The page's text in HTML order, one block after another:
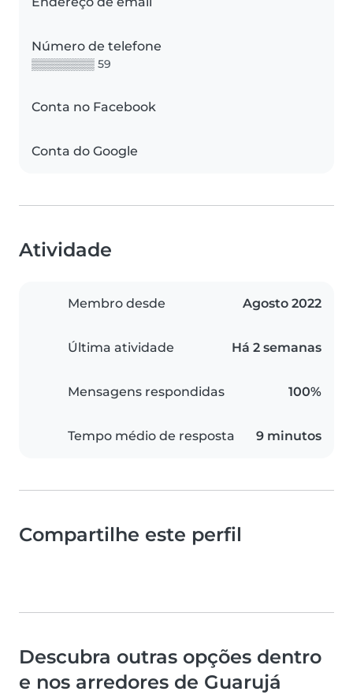
Número de telefone
▒▒▒▒▒▒▒▒ 59
Conta no Facebook
Conta do Google
Atividade
Membro desde Agosto 2022
Última atividade Há 2 semanas
Mensagens respondidas 100%
Tempo médio de resposta 9 minutos
Compartilhe este perfil
Descubra outras opções dentro
e nos arredores de Guarujá